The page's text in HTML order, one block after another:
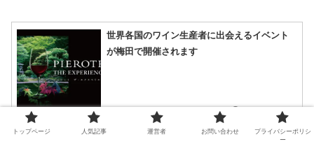
世界各国のワイン生産者に出会えるイベント
が梅田で開催されます
2025.04.29
トップページ 人気記事 運営者 お問い合わせ
プライバシーポリシ
ー